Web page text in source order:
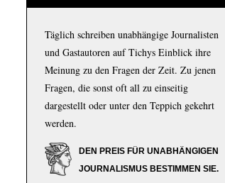
Täglich schreiben unabhängige Journalisten
und Gastautoren auf Tichys Einblick ihre
Meinung zu den Fragen der Zeit. Zu jenen
Fragen, die sonst oft all zu einseitig
dargestellt oder unter den Teppich gekehrt
werden.
DEN PREIS FÜR UNABHÄNGIGEN
JOURNALISMUS BESTIMMEN SIE.